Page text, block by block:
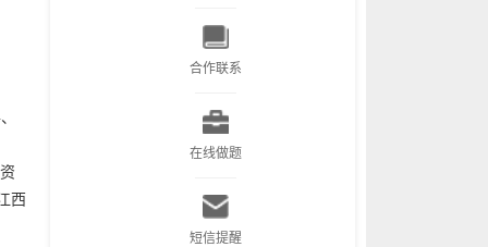
合作联系
在线做题
短信提醒
西